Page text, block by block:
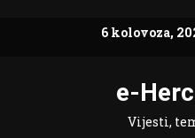
6 kolovoza,
e-
Vijesti,